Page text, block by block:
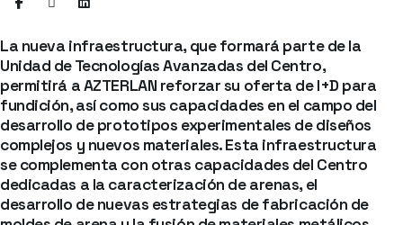
La nueva infraestructura, que formará parte de la
Unidad de Tecnologías Avanzadas del Centro,
permitirá a AZTERLAN reforzar su oferta de I+D para
fundición, así como sus capacidades en el campo del
desarrollo de prototipos experimentales de diseños
complejos y nuevos materiales. Esta infraestructura
se complementa con otras capacidades del Centro
dedicadas a la caracterización de arenas, el
desarrollo denuevas estrategias de fabricación de